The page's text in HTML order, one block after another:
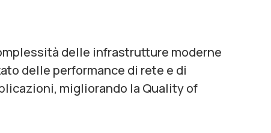
delle infrastrutture moderne
delle performance di rete e di
migliorando la Quality of